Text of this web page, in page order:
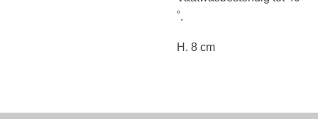
˚.
H. 8 cm